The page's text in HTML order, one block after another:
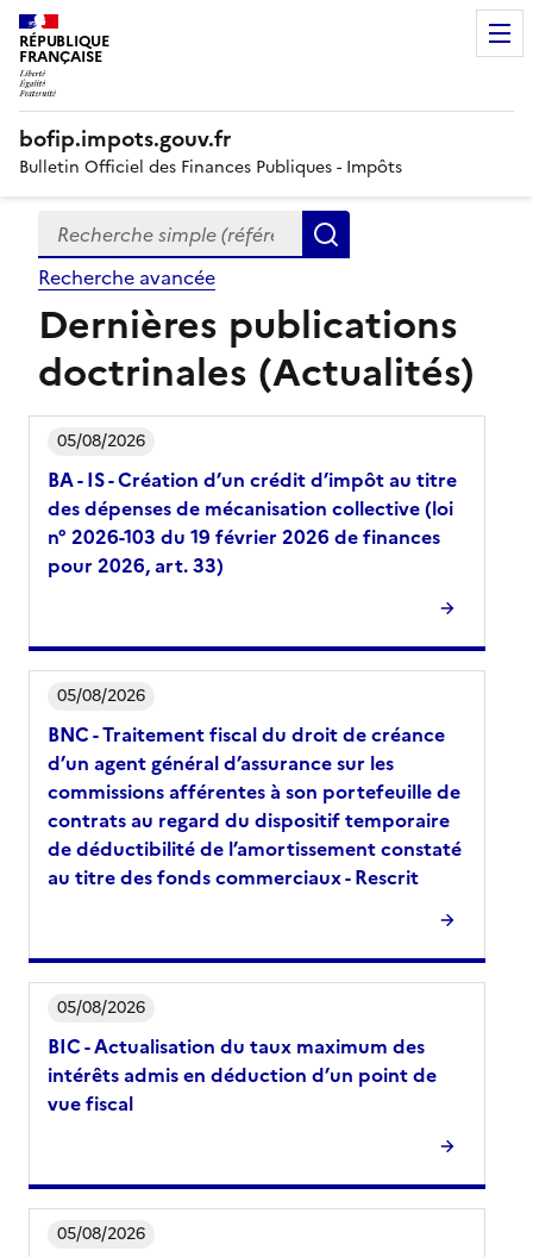
RÉPUBLIQUE
FRANÇAISE
bofip.impots.gouv.fr
Bulletin Officiel des Finances Publiques - Impôts
Formulaire
de
recherche
Recherche simple (références, mots clés, partie du
Recherche avancée
Dernières publications
doctrinales (Actualités)
BA - IS - Création d’un crédit d’impôt au titre
des dépenses de mécanisation collective (loi
n° 2026-103 du 19 février 2026 de finances
pour 2026, art. 33)
05/08/2026
BNC - Traitement fiscal du droit de créance
d’un agent général d’assurance sur les
commissions afférentes à son portefeuille de
contrats au regard du dispositif temporaire
de déductibilité de l’amortissement constaté
au titre des fonds commerciaux - Rescrit
05/08/2026
BIC - Actualisation du taux maximum des
intérêts admis en déduction d’un point de
vue fiscal
05/08/2026
05/08/2026